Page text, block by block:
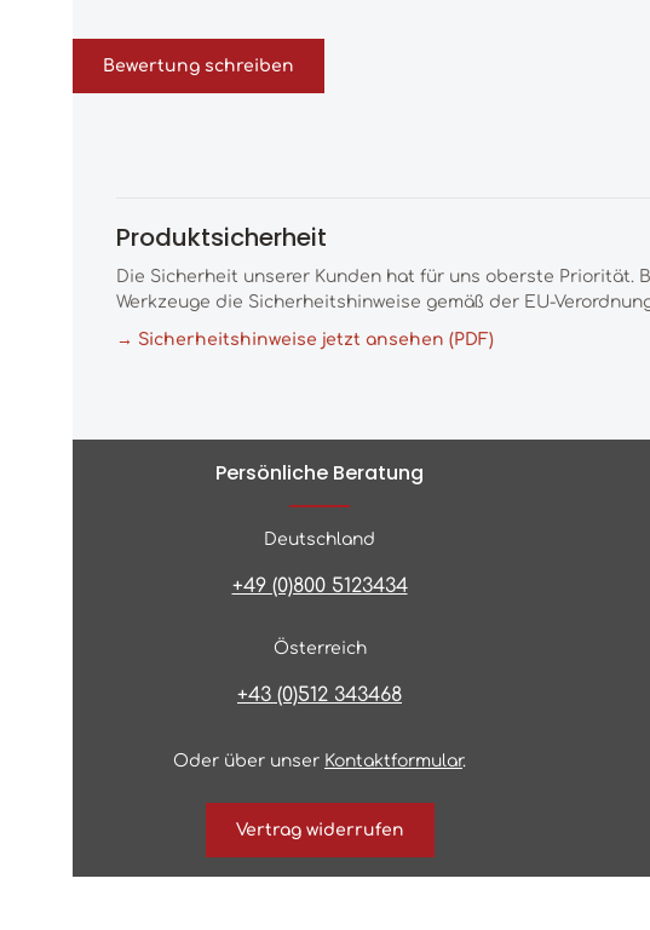
Bewertung schreiben
Produktsicherheit
Die Sicherheit unserer Kunden hat für uns oberste Priorität.
Werkzeuge die Sicherheitshinweise gemäß der EU-
→ Sicherheitshinweise jetzt ansehen (PDF)
Persönliche Beratung
Deutschland
+49 (0)800 5123434
Österreich
+43 (0)512 343468
Oder über unser Kontaktformular.
Vertrag widerrufen